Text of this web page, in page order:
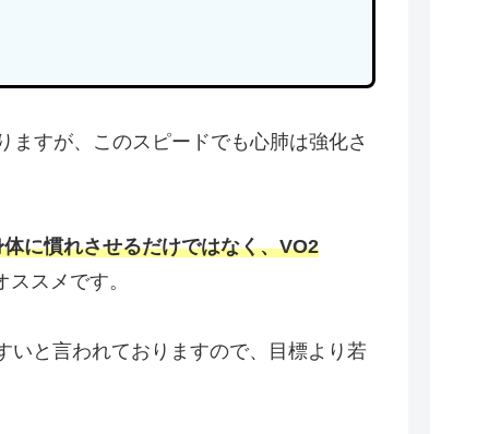
ますが、このスピードでも心肺は強化さ
に慣れさせるだけではなく、VO2
スメです。
いと言われておりますので、目標より若